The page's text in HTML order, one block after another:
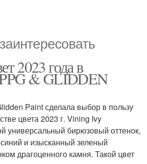
2023 года в
& GLIDDEN
Paint сделала выбор в пользу
цвета 2023 г. Vining Ivy
универсальный бирюзовый оттенок,
и изысканный зеленый
драгоценного камня. Такой цвет